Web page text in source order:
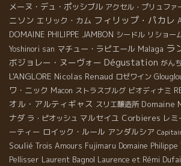
メーヌ・デュ・ポッシブル アクセル・プリュファ
ニソン エリック・カム フィリップ・パカレ
DOMAINE PHILIPPE JAMBON シードル リショ
Yoshinori san マチュー・ラピエール Malaga ラ
ボジョレー・ヌーヴォー Dégustation がん
L'ANGLORE Nicolas Renaud ロゼワイン
ワ・ニック Macon ストラスブルグ ビオディナミ
オル・アルティギャス スリエ醸造所 Domaine
ナダ ラ・ピオッシュ マルセイユ Corbieres レ
ーティー ロイック・ルール アンダルシア
Soulié Trois Amours Fujimaru Domaine Philippe
Pellisser Laurent Bagnol Laurence et Rémi